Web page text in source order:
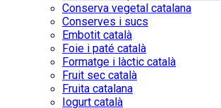
Conserva vegetal catalana
Conserves i sucs
Embotit català
Foie i paté català
Formatge i làctic català
Fruit sec català
Fruita catalana
Iogurt català